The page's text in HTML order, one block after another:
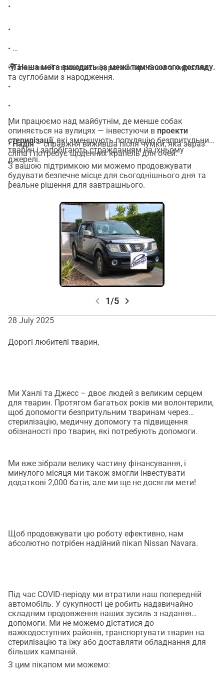
•
•
•
•Тан– який страждає від ранніх проблем з нирками
та суглобами з народження.
•
•
•
•Надія– справжня виживша після чумки, яка зараз
сліпа і потребує щоденних крапель для очей.
•
•
🌍Наша мета виходить за межі тимчасового догляду.
Ми працюємо над майбутнім, де менше собак
опиняється на вулицях — інвестуючи в проекти
стерилізації, які зменшують популяцію безпритульних
тварин і запобігають стражданням на їхньому
джерелі.
З вашою підтримкою ми можемо продовжувати
будувати безпечне місце для сьогоднішнього дня та
реальне рішення для завтрашнього.
chevron_left 1/5 chevron_right
28 July 2025
Дорогі любителі тварин,
Ми Ханлі та Джесс – двоє людей з великим серцем
для тварин. Протягом багатьох років ми волонтерили,
щоб допомогти безпритульним тваринам через
стерилізацію, медичну допомогу та підвищення
обізнаності про тварин, які потребують допомоги.
Ми вже зібрали велику частину фінансування, і
минулого місяця ми також змогли інвестувати
додаткові 2,000 батів, але ми ще не досягли мети!
Щоб продовжувати цю роботу ефективно, нам
абсолютно потрібен надійний пікап Nissan Navara.
Під час COVID-періоду ми втратили наш попередній
автомобіль. У сукупності це робить надзвичайно
складним продовження наших зусиль з надання
допомоги. Ми не можемо дістатися до
важкодоступних районів, транспортувати тварин на
стерилізацію та їжу або доставляти обладнання для
більших кампаній.
З цим пікапом ми можемо: